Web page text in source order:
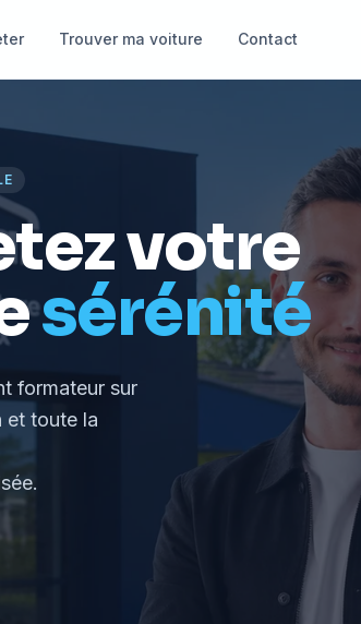
Trouver ma voiture Contact
votre
sérénité
formateur sur
et toute la